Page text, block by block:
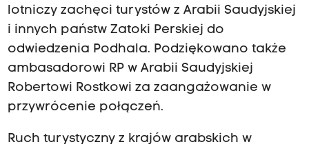
lotniczy zachęci turystów z Arabii Saudyjskiej
i innych państw Zatoki Perskiej do
odwiedzenia Podhala. Podziękowano także
ambasadorowi RP w Arabii Saudyjskiej
Robertowi Rostkowi za zaangażowanie w
przywrócenie połączeń.
Ruch turystyczny z krajów arabskich w